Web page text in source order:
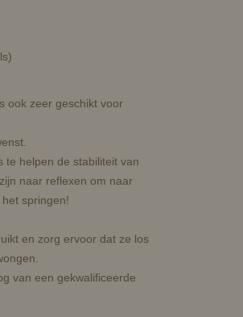
ook zeer geschikt voor
te helpen de stabiliteit van
naar reflexen om naar
springen!
en zorg ervoor dat ze los
van een gekwalificeerde